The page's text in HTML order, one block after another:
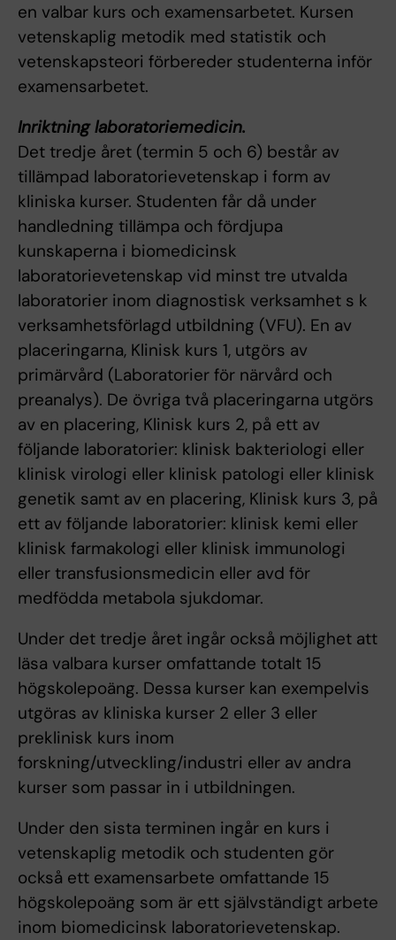
en valbar kurs och examensarbetet. Kursen
vetenskaplig metodik med statistik och
vetenskapsteori förbereder studenterna inför
examensarbetet.
Inriktning laboratoriemedicin.
Det tredje året (termin 5 och 6) består av
tillämpad laboratorievetenskap i form av
kliniska kurser. Studenten får då under
handledning tillämpa och fördjupa
kunskaperna i biomedicinsk
laboratorievetenskap vid minst tre utvalda
laboratorier inom diagnostisk verksamhet s k
verksamhetsförlagd utbildning (VFU). En av
placeringarna, Klinisk kurs 1, utgörs av
primärvård (Laboratorier för närvård och
preanalys). De övriga två placeringarna utgörs
av en placering, Klinisk kurs 2, på ett av
följande laboratorier: klinisk bakteriologi eller
klinisk virologi eller klinisk patologi eller klinisk
genetik samt av en placering, Klinisk kurs 3, på
ett av följande laboratorier: klinisk kemi eller
klinisk farmakologi eller klinisk immunologi
eller transfusionsmedicin eller avd för
medfödda metabola sjukdomar.
Under det tredje året ingår också möjlighet att
läsa valbara kurser omfattande totalt 15
högskolepoäng. Dessa kurser kan exempelvis
utgöras av kliniska kurser 2 eller 3 eller
preklinisk kurs inom
forskning/utveckling/industri eller av andra
kurser som passar in i utbildningen.
Under den sista terminen ingår en kurs i
vetenskaplig metodik och studenten gör
också ett examensarbete omfattande 15
högskolepoäng som är ett självständigt arbete
inom biomedicinsk laboratorievetenskap.